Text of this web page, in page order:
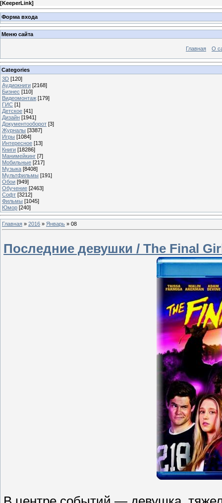
[KeeperLink]
Форма входа
Меню сайта
Главная О
Categories
3D [120]
Аудиокниги [2168]
Бизнес [110]
Видеомонтаж [179]
ГИС [1]
Детское [41]
Дизайн [1941]
Документооборот [3]
Журналы [3387]
Игры [1084]
Интересное [13]
Книги [18286]
Манимейкинг [7]
Мобильные [217]
Музыка [8408]
Мультфильмы [191]
Обои [949]
Обучение [2463]
Софт [3212]
Фильмы [1045]
Юмор [240]
Главная » 2016 » Январь » 08
Последние девушки / The Final